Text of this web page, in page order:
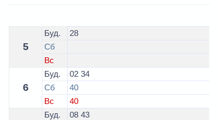
Расписание 3 автобуса Могилев - остановка ул.
5
Буд.
28
Сб
Вс
6
Буд. 02 34
Сб
40
Вс
40
Буд. 08 43